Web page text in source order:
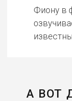
Фиону в
А ВОТ